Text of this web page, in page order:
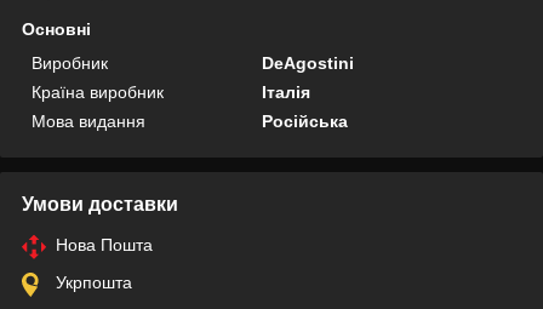
Основні
Виробник
DeAgostini
Країна виробник
Італія
Мова видання
Російська
Умови доставки
Нова Пошта
Укрпошта